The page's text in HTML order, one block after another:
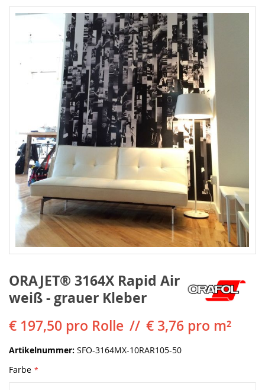
ORAJET® 3164X Rapid Air
weiß - grauer Kleber
€ 197,50 pro Rolle € 3,76 pro m²
Artikelnummer SFO-3164MX-10RAR105-50
Farbe